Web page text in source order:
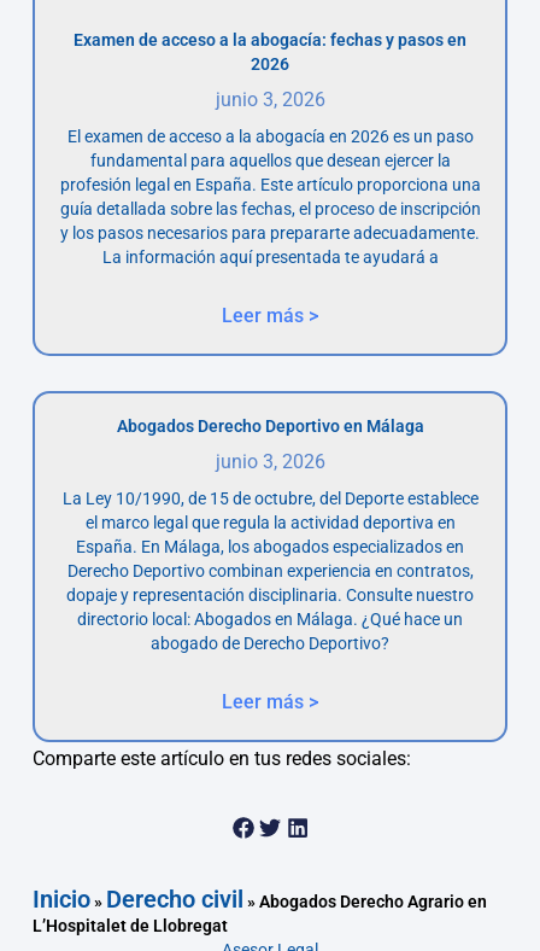
Examen de acceso a la abogacía: fechas y pasos en
2026
junio 3, 2026
El examen de acceso a la abogacía en 2026 es un paso
fundamental para aquellos que desean ejercer la
profesión legal en España. Este artículo proporciona una
guía detallada sobre las fechas, el proceso de inscripción
y los pasos necesarios para prepararte adecuadamente.
La información aquí presentada te ayudará a
Leer más >
Abogados Derecho Deportivo en Málaga
junio 3, 2026
La Ley 10/1990, de 15 de octubre, del Deporte establece
el marco legal que regula la actividad deportiva en
España. En Málaga, los abogados especializados en
Derecho Deportivo combinan experiencia en contratos,
dopaje y representación disciplinaria. Consulte nuestro
directorio local: Abogados en Málaga. ¿Qué hace un
abogado de Derecho Deportivo?
Leer más >
Comparte este artículo en tus redes sociales:
Inicio» Derecho civil »Abogados Derecho Agrario en
L’Hospitalet de Llobregat